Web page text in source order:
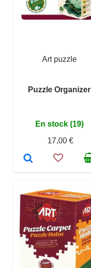
Art puzzle
Puzzle Organizer
En stock (19)
17,00 €